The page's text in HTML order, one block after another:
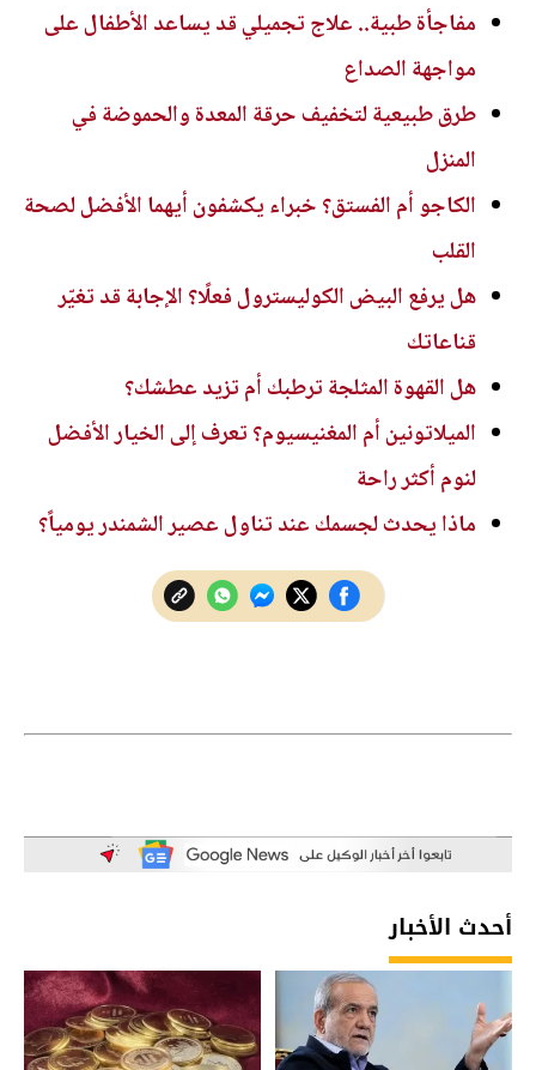
مفاجأة طبية.. علاج تجميلي قد يساعد الأطفال على
مواجهة الصداع
طرق طبيعية لتخفيف حرقة المعدة والحموضة في
المنزل
الكاجو أم الفستق؟ خبراء يكشفون أيهما الأفضل لصحة
القلب
هل يرفع البيض الكوليسترول فعلًا؟ الإجابة قد تغيّر
قناعاتك
هل القهوة المثلجة ترطبك أم تزيد عطشك؟
الميلاتونين أم المغنيسيوم؟ تعرف إلى الخيار الأفضل
لنوم أكثر راحة
ماذا يحدث لجسمك عند تناول عصير الشمندر يومياً؟
أحدث الأخبار